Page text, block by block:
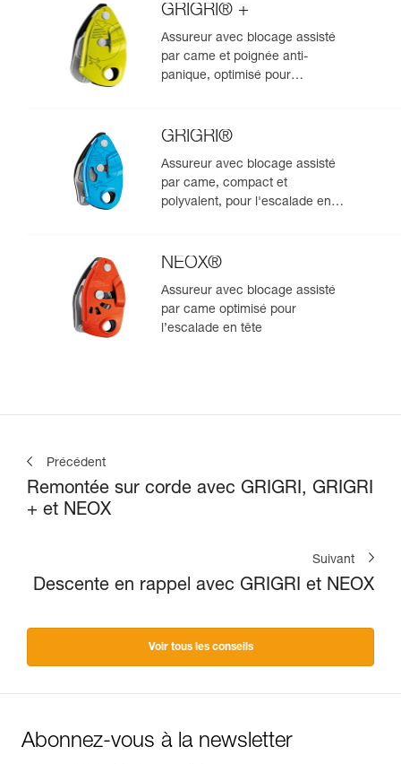
GRIGRI® +
Assureur avec blocage assisté
par came et poignée anti-
panique, optimisé pour
GRIGRI®
Assureur avec blocage assisté
par came, compact et
polyvalent, pour l'escalade en
NEOX®
Assureur avec blocage assisté
par came optimisé pour
l’escalade en tête
Précédent
Remontée sur corde avec GRIGRI, GRIGRI
+ et NEOX
Suivant
Descente en rappel avec GRIGRI et NEOX
Voir tous les conseils
Abonnez-vous à la newsletter